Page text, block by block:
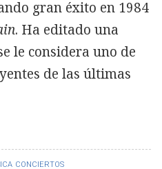
CONCIERTOS
gran éxito en 1984
. Ha editado una
le considera uno de
de las últimas